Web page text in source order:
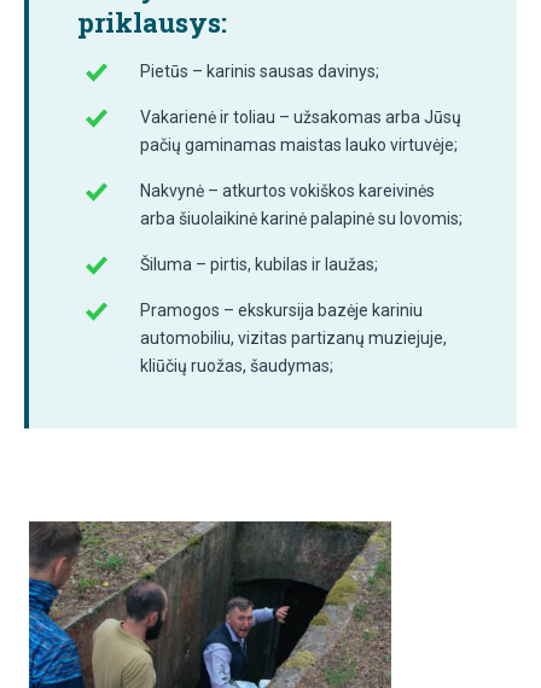
priklausys:
Pietūs – karinis sausas davinys;
Vakarienė ir toliau – užsakomas arba Jūsų
pačių gaminamas maistas lauko virtuvėje;
Nakvynė – atkurtos vokiškos kareivinės
arba šiuolaikinė karinė palapinė su lovomis;
Šiluma – pirtis, kubilas ir laužas;
Pramogos – ekskursija bazėje kariniu
automobiliu, vizitas partizanų muziejuje,
kliūčių ruožas, šaudymas;